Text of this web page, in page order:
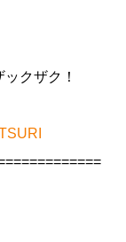
クザク！